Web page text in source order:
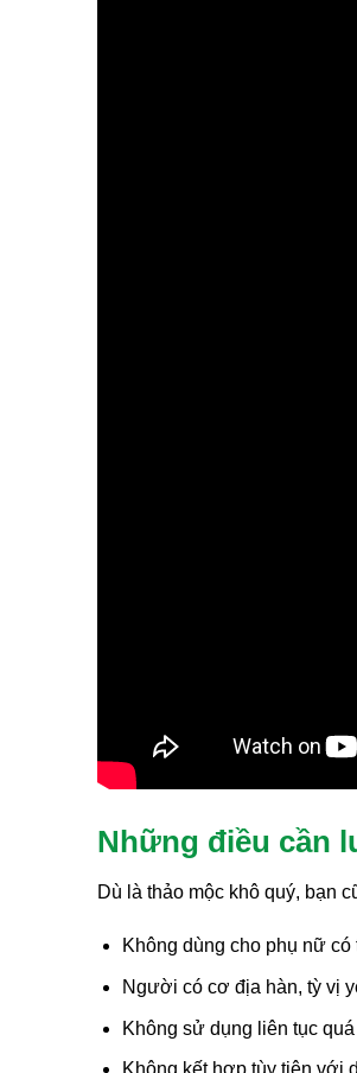
Những điều cần
Dù là thảo mộc khô quý, bạn
Không dùng cho phụ nữ
Người có cơ địa hàn, tỳ vị
Không sử dụng liên tục